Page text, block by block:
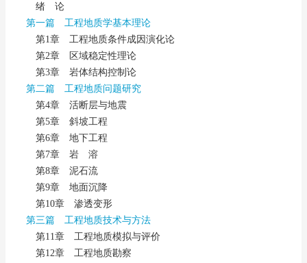
绪 论
第一篇 工程地质学基本理论
第1章 工程地质条件成因演化论
第2章 区域稳定性理论
第3章 岩体结构控制论
第二篇 工程地质问题研究
第4章 活断层与地震
第5章 斜坡工程
第6章 地下工程
第7章 岩 溶
第8章 泥石流
第9章 地面沉降
第10章 渗透变形
第三篇 工程地质技术与方法
第11章 工程地质模拟与评价
第12章 工程地质勘察